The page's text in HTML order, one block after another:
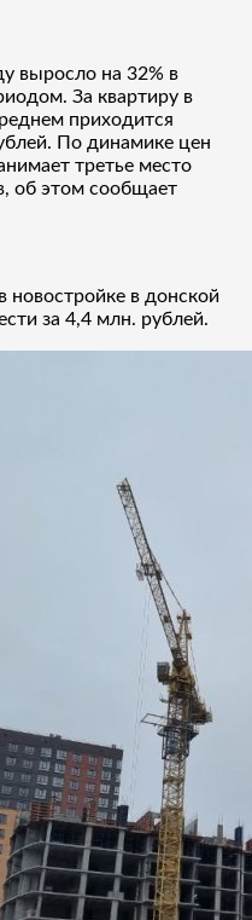
выросло на 32% в
За квартиру в
приходится
По динамике цен
третье место
об этом сообщает
новостройке в донской
за 4,4 млн. рублей.